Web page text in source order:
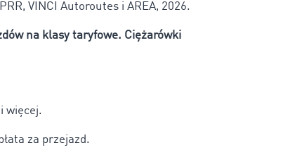
VINCI Autoroutes i AREA, 2026.
na klasy taryfowe. Ciężarówki
więcej.
za przejazd.